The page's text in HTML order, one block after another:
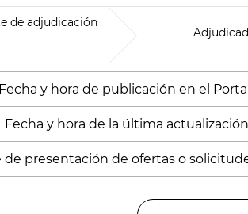
de adjudicación
Fecha y hora de publicación en el
Fecha y hora de la última
presentación de ofertas o